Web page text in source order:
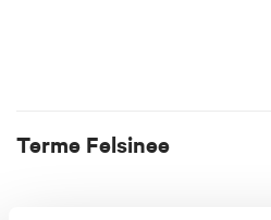
Terme Felsinee